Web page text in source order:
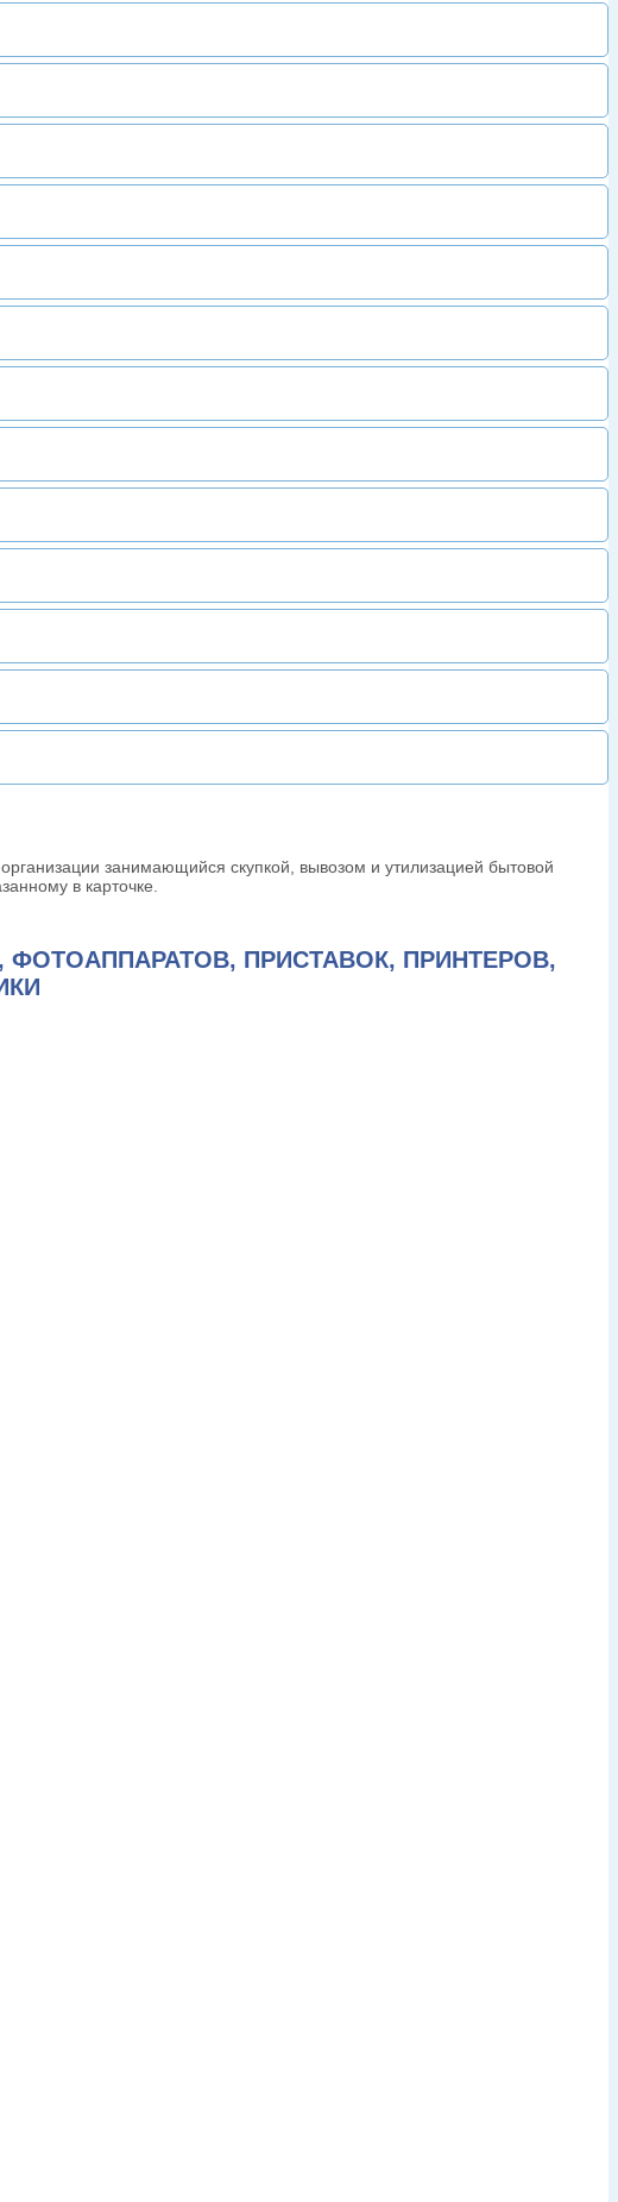
занимающийся скупкой, вывозом и утилизацией бытовой
в карточке.
ПРИСТАВОК, ПРИНТЕРОВ,